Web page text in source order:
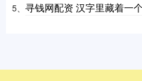
5、 寻钱网配资 汉字里藏着一